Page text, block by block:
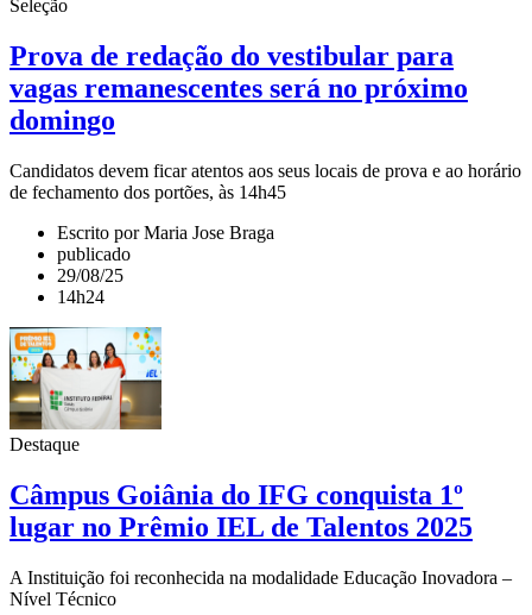
Seleção
Prova de redação do vestibular para
vagas remanescentes será no próximo
domingo
Candidatos devem ficar atentos aos seus locais de prova e ao horário
de fechamento dos portões, às 14h45
Escrito por Maria Jose Braga
publicado
29/08/25
14h24
Destaque
Câmpus Goiânia do IFG conquista 1º
lugar no Prêmio IEL de Talentos 2025
A Instituição foi reconhecida na modalidade Educação Inovadora –
Nível Técnico